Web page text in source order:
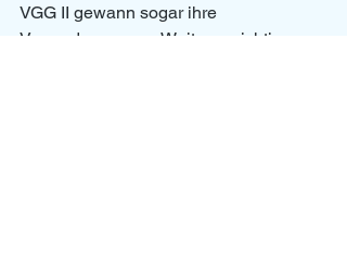
VGG II gewann sogar ihre
Vorrundengruppe. Weitaus wichtiger: